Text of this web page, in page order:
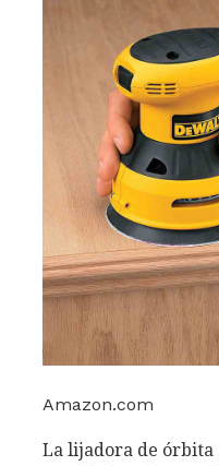
Amazon.com
La lijadora de órbita